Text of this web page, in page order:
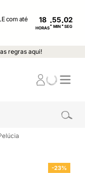
com até
18
HORAS: MIN : SEG
regras aqui!
-23%